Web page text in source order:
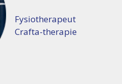
Fysiotherapeut
Crafta-therapie